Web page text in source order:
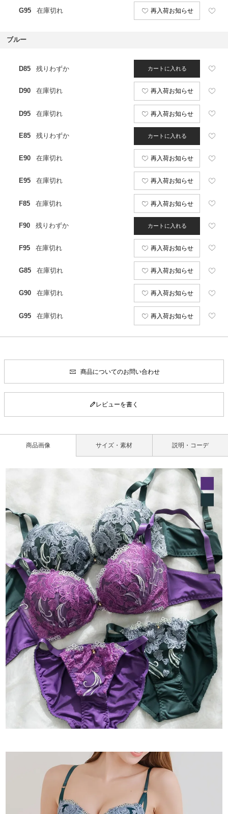
G95 在庫切れ 再入荷お知らせ
ブルー
D85 残りわずか カートに入れる
D90 在庫切れ 再入荷お知らせ
D95 在庫切れ 再入荷お知らせ
E85 残りわずか カートに入れる
E90 在庫切れ 再入荷お知らせ
E95 在庫切れ 再入荷お知らせ
F85 在庫切れ 再入荷お知らせ
F90 残りわずか カートに入れる
F95 在庫切れ 再入荷お知らせ
G85 在庫切れ 再入荷お知らせ
G90 在庫切れ 再入荷お知らせ
G95 在庫切れ 再入荷お知らせ
商品についてのお問い合わせ
レビューを書く
商品画像 サイズ・素材 説明・コーデ